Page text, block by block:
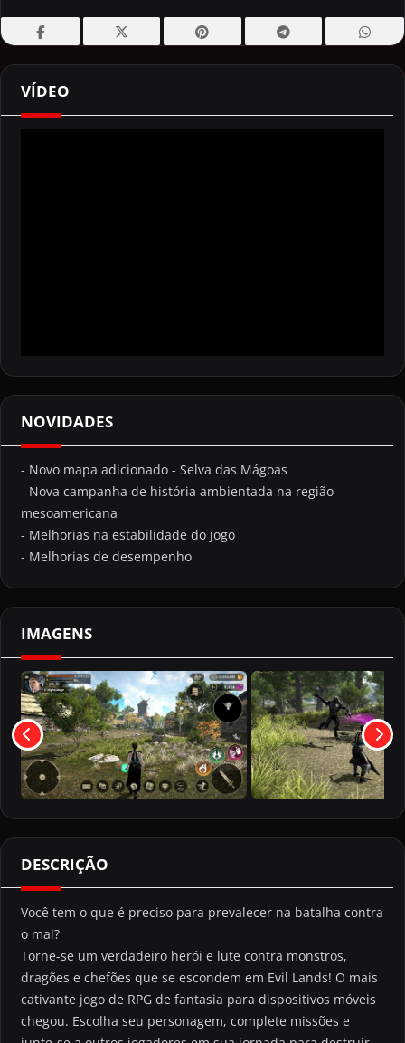
VÍDEO
NOVIDADES
- Novo mapa adicionado - Selva das Mágoas
- Nova campanha de história ambientada na região
mesoamericana
- Melhorias na estabilidade do jogo
- Melhorias de desempenho
IMAGENS
DESCRIÇÃO
Você tem o que é preciso para prevalecer na batalha contra
o mal?
Torne-se um verdadeiro herói e lute contra monstros,
dragões e chefões que se escondem em Evil Lands! O mais
cativante jogo de RPG de fantasia para dispositivos móveis
chegou. Escolha seu personagem, complete missões e